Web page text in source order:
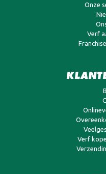
Onze
Verf
Verf